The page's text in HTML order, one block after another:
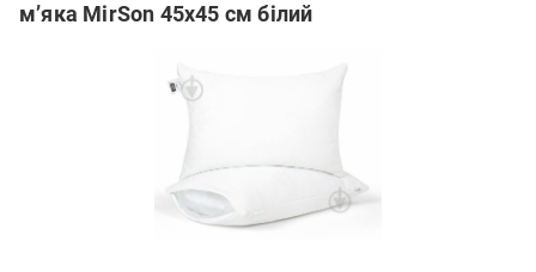
м’яка MirSon 45x45 см білий